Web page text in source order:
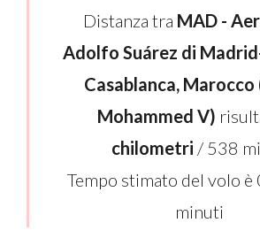
Distanza tra MAD -
Adolfo Suárez di
Casablanca, Marocco
Mohammed V)
chilometri / 538
Tempo stimato del volo
minuti